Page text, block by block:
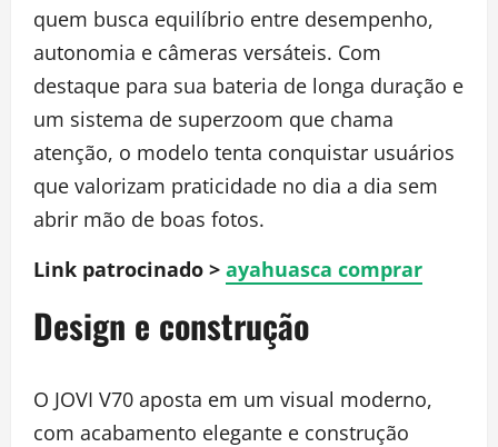
quem busca equilíbrio entre desempenho,
autonomia e câmeras versáteis. Com
destaque para sua bateria de longa duração e
um sistema de superzoom que chama
atenção, o modelo tenta conquistar usuários
que valorizam praticidade no dia a dia sem
abrir mão de boas fotos.
Link patrocinado > ayahuasca comprar
Design e construção
O JOVI V70 aposta em um visual moderno,
com acabamento elegante e construção